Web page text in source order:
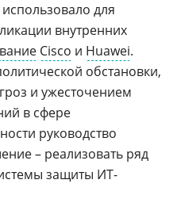
для
внутренних
Cisco и Huawei.
обстановки,
и ужесточением
в сфере
руководство
– реализовать ряд
защиты ИТ-